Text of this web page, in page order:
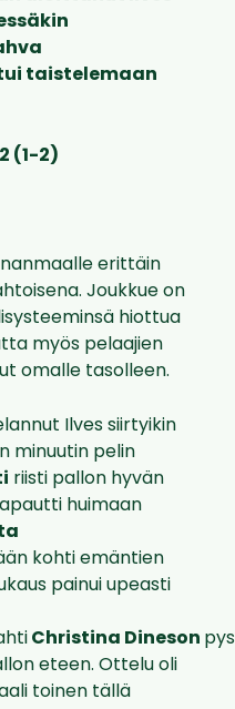
taistelemaan
(1-2)
erittäin
Joukkue on
hiottua
myös pelaajien
omalle tasolleen.
Ilves siirtyikin
minuutin pelin
riisti pallon hyvän
huimaan
kohti emäntien
painui upeasti
Christina Dineson
eteen. Ottelu oli
toinen tällä